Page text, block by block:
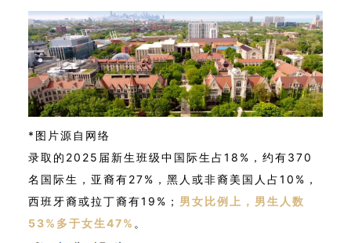
*图片源自网络
录取的2025届新生班级中国际生占18%，约有370
名国际生，亚裔有27%，黑人或非裔美国人占10%，
西班牙裔或拉丁裔有19%； 男女比例上，男生人数
53%多于女生47% 。